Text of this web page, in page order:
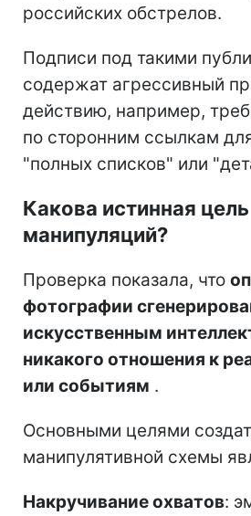
российских обстрелов.
Подписи под такими
содержат агрессивный
действию, например,
по сторонним ссылкам
"полных списков" или
Какова истинная цель
манипуляций?
Проверка показала, что
фотографии
искусственным
никакого отношения к
или событиям .
Основными целями
манипулятивной схемы
Накручивание охватов: